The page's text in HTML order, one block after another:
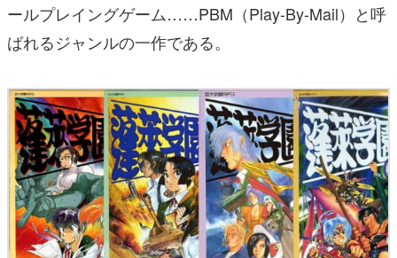
ールプレイングゲーム……PBM（Play-By-Mail）と呼
ばれるジャンルの一作である。